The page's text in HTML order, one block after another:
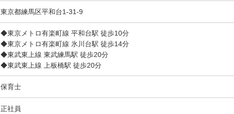
東京都練馬区平和台1-31-9
◆東京メトロ有楽町線 平和台駅 徒歩10分
◆東京メトロ有楽町線 氷川台駅 徒歩14分
◆東武東上線 東武練馬駅 徒歩20分
◆東武東上線 上板橋駅 徒歩20分
保育士
正社員